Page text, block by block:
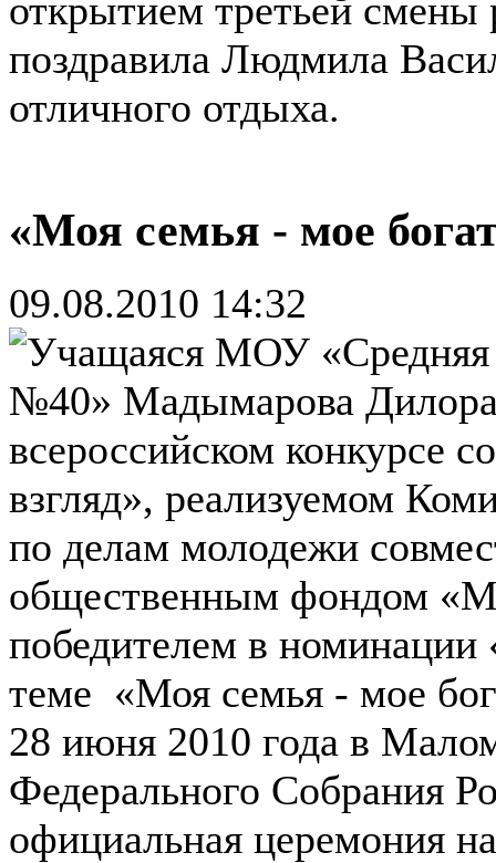
открытием третьей смены
поздравила Людмила
отличного отдыха.
«Моя семья - мое
09.08.2010 14:32
Учащаяся МОУ «Средняя
№40» Мадымарова Дилора
всероссийском конкурсе
взгляд», реализуемом
по делам молодежи
общественным фондом
победителем в номинации
теме «Моя семья - мое
28 июня 2010 года в
Федерального Собрания
официальная церемония